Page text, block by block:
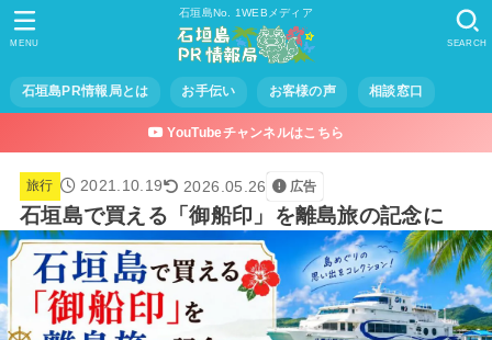
石垣島No. 1WEBメディア
石垣島PR情報局とは お手伝い お客様の声 相談窓口
SEARCH
MENU
YouTubeチャンネルはこちら
旅行 2021.10.19 2026.05.26 広告
石垣島で買える「御船印」を離島旅の記念に